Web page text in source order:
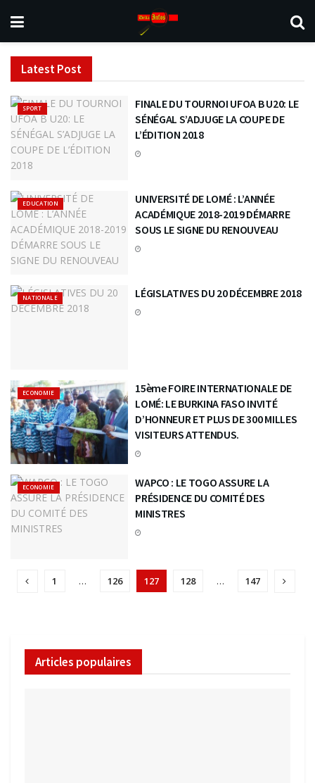
Latest Post
SPORT
FINALE DU TOURNOI UFOA B U20: LE
SÉNÉGAL S’ADJUGE LA COUPE DE
L’ÉDITION 2018
EDUCATION
UNIVERSITÉ DE LOMÉ : L’ANNÉE
ACADÉMIQUE 2018-2019 DÉMARRE
SOUS LE SIGNE DU RENOUVEAU
NATIONALE LÉGISLATIVES DU 20 DÉCEMBRE 2018
ECONOMIE
15ème FOIRE INTERNATIONALE DE
LOMÉ: LE BURKINA FASO INVITÉ
D’HONNEUR ET PLUS DE 300 MILLES
VISITEURS ATTENDUS.
ECONOMIE
WAPCO : LE TOGO ASSURE LA
PRÉSIDENCE DU COMITÉ DES
MINISTRES
1 … 126 127 128 … 147
Articles populaires